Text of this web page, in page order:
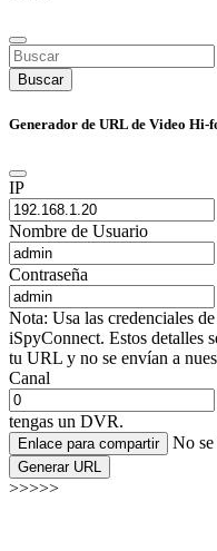
Buscar
Generador de URL de Video Hi-
IP
Nombre de Usuario
Contraseña
Nota: Usa las credenciales
iSpyConnect. Estos detalles
tu URL y no se envían a
Canal
tengas un DVR.
Enlace para compartir No
Generar URL
>>>>>